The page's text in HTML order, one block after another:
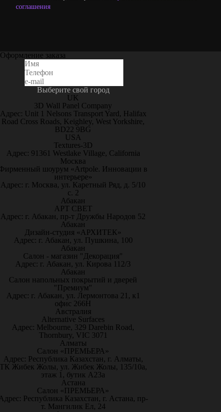
соглашения
Оформление заказа
Выберите свой город
UK
3D Wall Panel Company
Адрес: Unit 1 Nelsons Transport Yard, Halifax
Road Cross Roads, Keighley, West Yorkshire,
BD22 9BG
USA
Textures-3D
Адрес: 91361 Westlake Village, California
Москва
шоурум «Artpole. Инновации в
интерьере»
Адрес: г. Москва, ул. Каретный Ряд, д. 5/10
с. 2
Абакан
АРТ СВЕТ
Адрес: г. Абакан, пр-т Дружбы Народов 52
Абакан
Дизайн-студия «АРХИТЕК»
Адрес: г. Абакан, ул. Пушкина, 100
Абакан
Салон - магазин "Декорация"
Адрес: г. Абакан, ул. Кирова 112/3
Абакан
Салон напольных покрытий и дверей
"Премиум"
Адрес: г. Абакан, ул. Лермонтова 21, к1
офис 266Н
Австралия
Alternative Surfaces
Адрес: Melbourne, 329 Darebin Road,
Thornbury, VIC 3071
Алматы
Салон «ПРЕМЬЕРА»
Адрес: Республика Казахстан, г. Алматы,
Жибек Жолы, ул. Жибек Жолы, 135/10а,
этаж 1, бутик А23а
Астана
Салон «ПРЕМЬЕРА»
Республика Казахстан, г. Астана, пр-
т. Мангилик Ел, 24